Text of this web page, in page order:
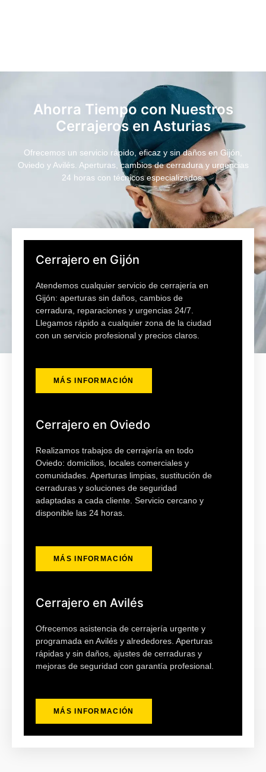
Ahorra Tiempo con Nuestros
Cerrajeros en Asturias
Ofrecemos un servicio rápido, eficaz y sin daños en Gijón,
Oviedo y Avilés. Aperturas, cambios de cerradura y urgencias
24 horas con técnicos especializados.
Cerrajero en Gijón
Atendemos cualquier servicio de cerrajería en
Gijón: aperturas sin daños, cambios de
cerradura, reparaciones y urgencias 24/7.
Llegamos rápido a cualquier zona de la ciudad
con un servicio profesional y precios claros.
MÁS INFORMACIÓN
Cerrajero en Oviedo
Realizamos trabajos de cerrajería en todo
Oviedo: domicilios, locales comerciales y
comunidades. Aperturas limpias, sustitución de
cerraduras y soluciones de seguridad
adaptadas a cada cliente. Servicio cercano y
disponible las 24 horas.
MÁS INFORMACIÓN
Cerrajero en Avilés
Ofrecemos asistencia de cerrajería urgente y
programada en Avilés y alrededores. Aperturas
rápidas y sin daños, ajustes de cerraduras y
mejoras de seguridad con garantía profesional.
MÁS INFORMACIÓN